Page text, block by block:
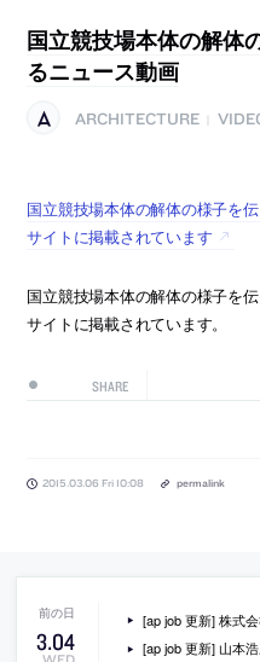
国立競技場本体の解体
るニュース動画
ARCHITECTURE
国立競技場本体の解体の様子を
サイトに掲載されています
国立競技場本体の解体の様子を
サイトに掲載されています。
SHARE
2015.03.06 Fri 10:08 permalink
3.04
[ap job 更新] 株式会社エム
[ap job 更新] 山本浩